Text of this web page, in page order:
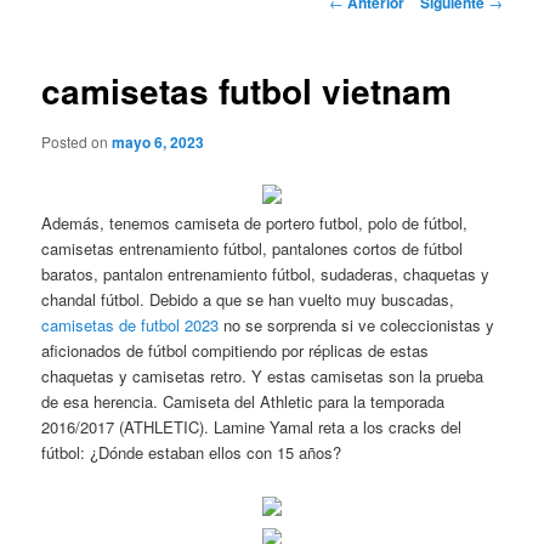
camisetas futbol vietnam
Posted onmayo 6, 2023
Además, tenemos camiseta de portero futbol, polo de fútbol,
camisetas entrenamiento fútbol, pantalones cortos de fútbol
baratos, pantalon entrenamiento fútbol, sudaderas, chaquetas y
chandal fútbol. Debido a que se han vuelto muy buscadas,
camisetas de futbol 2023 no se sorprenda si ve coleccionistas y
aficionados de fútbol compitiendo por réplicas de estas
chaquetas y camisetas retro. Y estas camisetas son la prueba
de esa herencia. Camiseta del Athletic para la temporada
2016/2017 (ATHLETIC). Lamine Yamal reta a los cracks del
fútbol: ¿Dónde estaban ellos con 15 años?